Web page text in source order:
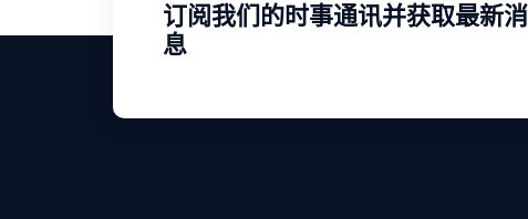
订阅我们的时事通讯并获取最新消
息